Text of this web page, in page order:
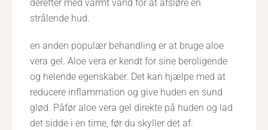
derefter med varmt vand for at afsløre en
strålende hud.
en anden populær behandling er at bruge aloe
vera gel. Aloe vera er kendt for sine beroligende
og helende egenskaber. Det kan hjælpe med at
reducere inflammation og give huden en sund
glød. Påfør aloe vera gel direkte på huden og lad
det sidde i en time, før du skyller det af.